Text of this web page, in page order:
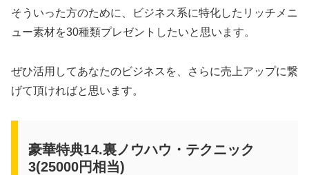
そういった方のために、ビジネス系に特化したリッチメニ
ュー素材を30種類プレゼントしたいと思います。
ぜひ活用してあなたのビジネスを、さらに売上アップに繋
げて頂ければと思います。
豪華特典14.裏ノウハウ・テクニック
3(25000円相当)